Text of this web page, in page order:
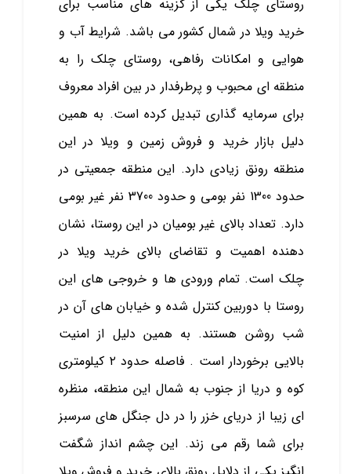
روستای چلک یکی از گزینه های مناسب برای
خرید ویلا در شمال کشور می باشد. شرایط آب و
هوایی و امکانات رفاهی، روستای چلک را به
منطقه‌ ای محبوب و پرطرفدار در بین افراد معروف
برای سرمایه ‌گذاری تبدیل کرده است. به همین
دلیل بازار خرید و فروش زمین و ویلا در این
منطقه رونق زیادی دارد. این منطقه جمعیتی در
حدود 1300 نفر بومی و حدود 3700 نفر غیر بومی
دارد. تعداد بالای غیر بومیان در این روستا، نشان‌
دهنده اهمیت و تقاضای بالای خرید ویلا در
چلک است. تمام ورودی‌ ها و خروجی ‌های این
روستا با دوربین کنترل شده و خیابان‌ های آن در
شب روشن هستند. به همین دلیل از امنیت
بالایی برخوردار است . فاصله حدود ۲ کیلومتری
کوه و دریا از جنوب به شمال این منطقه، منظره‌
ای زیبا از دریای خزر را در دل جنگل های سرسبز
برای شما رقم می ‌زند. این چشم انداز شگفت